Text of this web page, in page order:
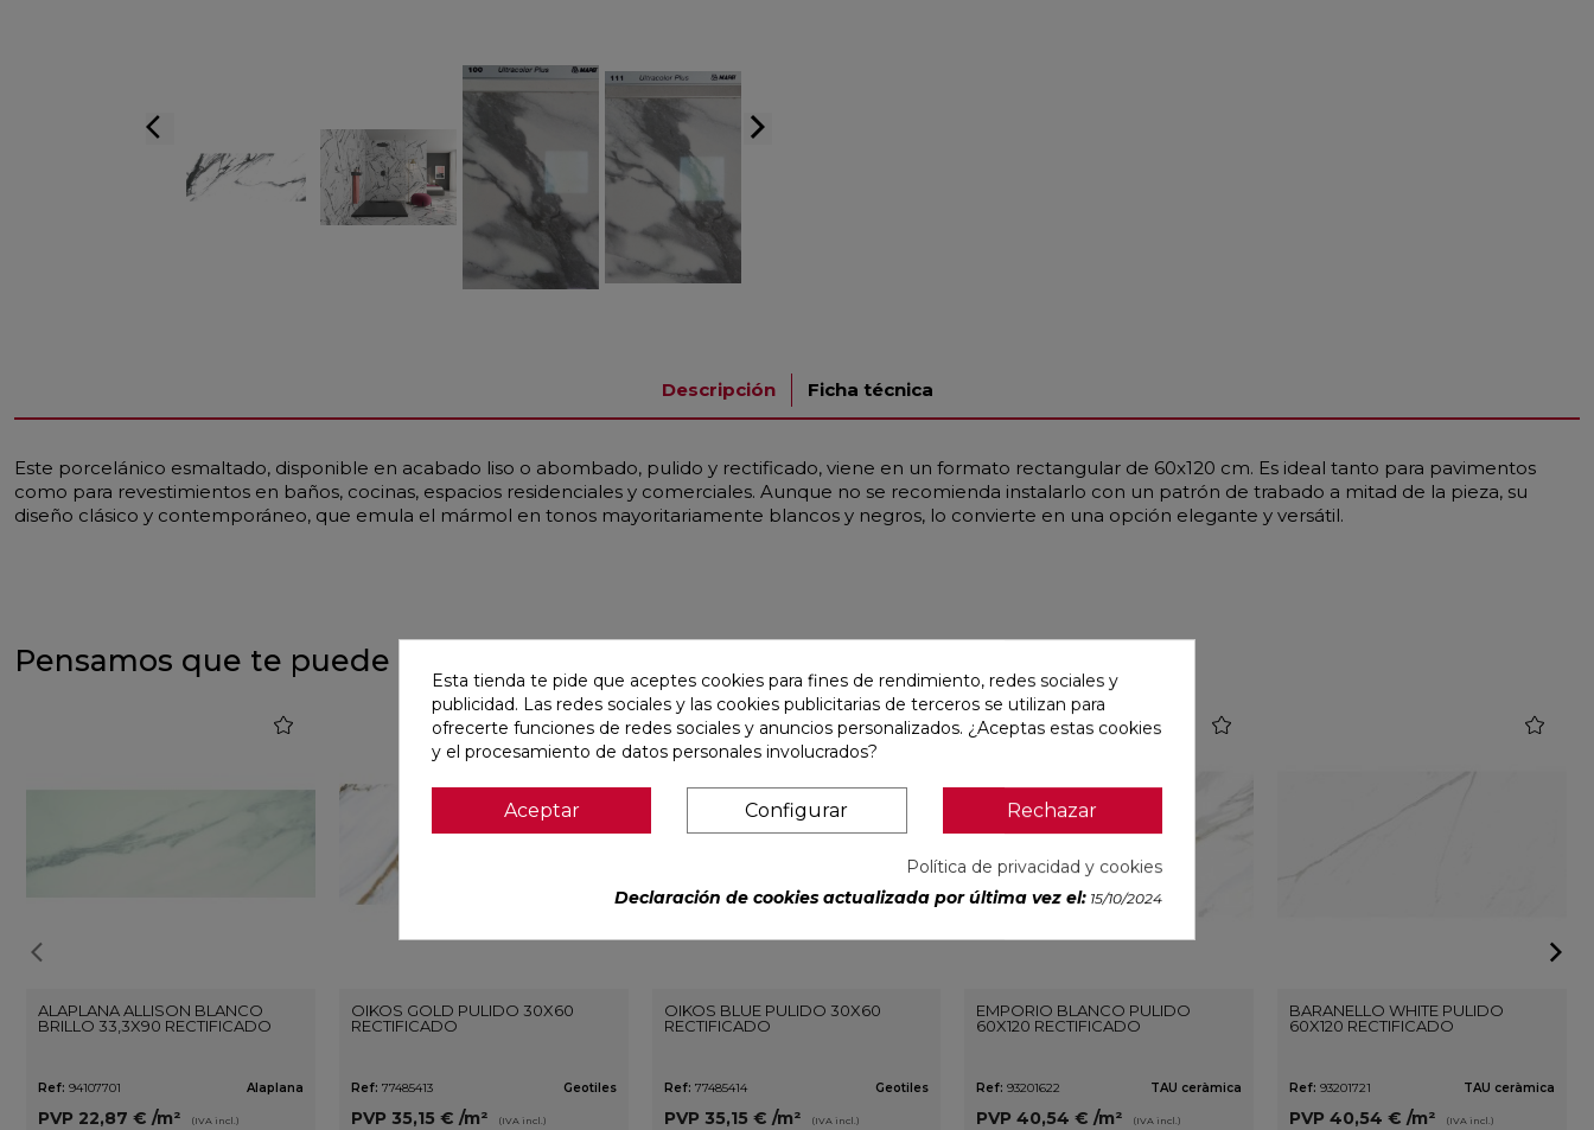
arrow_back_ios arrow_forward_ios
Descripción Ficha técnica
Este porcelánico esmaltado, disponible en acabado liso o abombado, pulido y rectificado, viene en un formato rectangular de 60x120 cm. Es ideal tanto para pavimentos
como para revestimientos en baños, cocinas, espacios residenciales y comerciales. Aunque no se recomienda instalarlo con un patrón de trabado a mitad de la pieza, su
diseño clásico y contemporáneo, que emula el mármol en tonos mayoritariamente blancos y negros, lo convierte en una opción elegante y versátil.
Pensamos que te puede interesar
ALAPLANA ALLISON BLANCO
BRILLO 33,3X90 RECTIFICADO
Ref: 94107701 Alaplana
PVP 22,87 € /m² (IVA incl.)
favorite
OIKOS GOLD PULIDO 30X60
RECTIFICADO
Ref: 77485413 Geotiles
PVP 35,15 € /m² (IVA incl.)
favorite
OIKOS BLUE PULIDO 30X60
RECTIFICADO
Ref: 77485414 Geotiles
PVP 35,15 € /m² (IVA incl.)
favorite
EMPORIO BLANCO PULIDO
60X120 RECTIFICADO
Ref: 93201622 TAU ceràmica
PVP 40,54 €/m² (IVA incl.)
BARANELLO WHITE PULIDO
60X120 RECTIFICADO
Ref: 93201721 TAU ceràmica
PVP 40,54 €/m² (IVA incl.)
favorite
Esta tienda te pide que aceptes cookies para fines de rendimiento, redes sociales y
publicidad. Las redes sociales y las cookies publicitarias de terceros se utilizan para
ofrecerte funciones de redes sociales y anuncios personalizados. ¿Aceptas estas cookies
y el procesamiento de datos personales involucrados?
Aceptar Configurar Rechazar
Política de privacidad y cookies
Declaración de cookies actualizada por última vez el: 15/10/2024